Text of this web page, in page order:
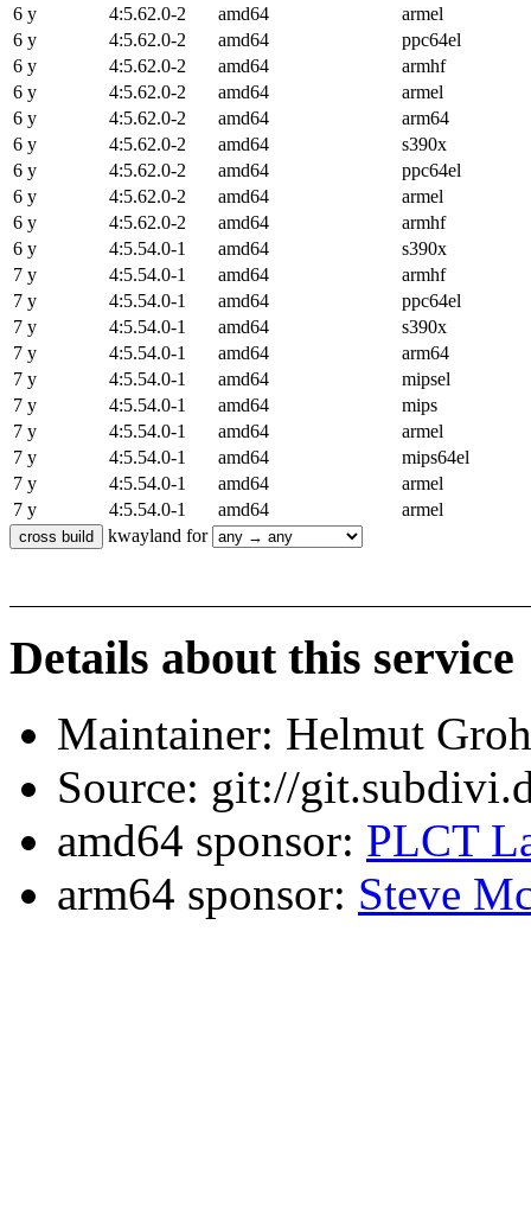
6 y
4:5.62.0-2 amd64
armel
6 y
4:5.62.0-2 amd64
ppc64el
6 y
4:5.62.0-2 amd64
armhf
6 y
4:5.62.0-2 amd64
armel
6 y
4:5.62.0-2 amd64
arm64
6 y
4:5.62.0-2 amd64
s390x
6 y
4:5.62.0-2 amd64
ppc64el
6 y
4:5.62.0-2 amd64
armel
6 y
4:5.62.0-2 amd64
armhf
6 y
4:5.54.0-1 amd64
s390x
7 y
4:5.54.0-1 amd64
armhf
7 y
4:5.54.0-1 amd64
ppc64el
7 y
4:5.54.0-1 amd64
s390x
7 y
4:5.54.0-1 amd64
arm64
7 y
4:5.54.0-1 amd64
mipsel
7 y
4:5.54.0-1 amd64
mips
7 y
4:5.54.0-1 amd64
armel
7 y
4:5.54.0-1 amd64
mips64el
7 y
4:5.54.0-1 amd64
armel
7 y
4:5.54.0-1 amd64
armel
kwayland for
Details about this service
Maintainer: Helmut
Source: git://
amd64 sponsor: PLCT
arm64 sponsor: Steve